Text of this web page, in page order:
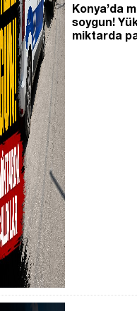
Konya’da
soygun!
miktarda